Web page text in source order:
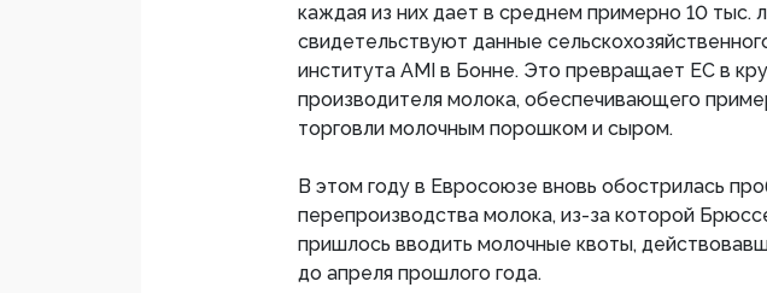
каждая из них дает в среднем примерно 10 тыс.
свидетельствуют данные
института AMI в Бонне. Это превращает ЕС в
производителя молока, обеспечивающего
торговли молочным порошком и сыром.
В этом году в Евросоюзе вновь обострилась
перепроизводства молока, из-за которой
пришлось вводить молочные квоты,
до апреля прошлого года.